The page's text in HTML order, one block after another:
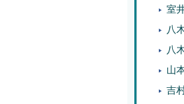
室
八
八
山
吉